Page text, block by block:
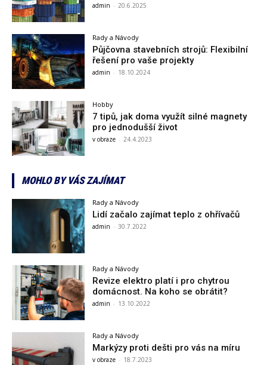
admin - 20.6.2025
Rady a Návody
Půjčovna stavebních strojů: Flexibilní
řešení pro vaše projekty
admin - 18.10.2024
Hobby
7 tipů, jak doma využít silné magnety
pro jednodušší život
v obraze - 24.4.2023
MOHLO BY VÁS ZAJÍMAT
Rady a Návody
Lidí začalo zajímat teplo z ohřívačů
admin - 30.7.2022
Rady a Návody
Revize elektro platí i pro chytrou
domácnost. Na koho se obrátit?
admin - 13.10.2022
Rady a Návody
Markýzy proti dešti pro vás na míru
v obraze - 18.7.2023